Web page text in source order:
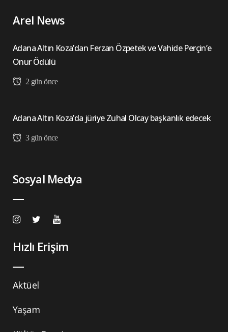
Arel News
Adana Altın Koza’dan Ferzan Özpetek ve Vahide Perçin’e
Onur Ödülü
2 gün önce
Adana Altın Koza’da jüriye Zuhal Olcay başkanlık edecek
3 gün önce
Sosyal Medya
Hızlı Erişim
Aktüel
Yaşam